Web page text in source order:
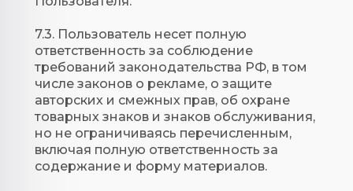
7.3. Пользователь несет полную
ответственность за соблюдение
требований законодательства РФ, в том
числе законов о рекламе, о защите
авторских и смежных прав, об охране
товарных знаков и знаков обслуживания,
но не ограничиваясь перечисленным,
включая полную ответственность за
содержание и форму материалов.